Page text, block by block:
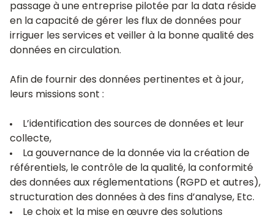
passage à une entreprise pilotée par la data réside
en la capacité de gérer les flux de données pour
irriguer les services et veiller à la bonne qualité des
données en circulation.
Afin de fournir des données pertinentes et à jour,
leurs missions sont :
L’identification des sources de données et leur
collecte,
La gouvernance de la donnée via la création de
référentiels, le contrôle de la qualité, la conformité
des données aux réglementations ( RGPD et autres),
structuration des données à des fins d’analyse, Etc.
Le choix et la mise en œuvre des solutions